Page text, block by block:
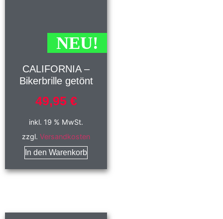
NEU!
CALIFORNIA –
Bikerbrille getönt
49,95 €
inkl. 19 % MwSt.
zzgl.Versandkosten
In den Warenkorb